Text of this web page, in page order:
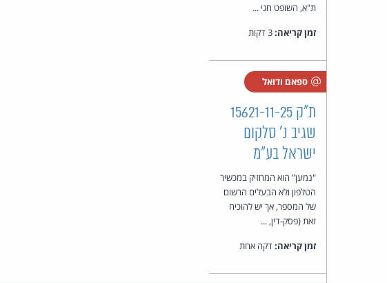
ת"א, השופט חגי ...
זמן קריאה:
ספאם ודואל
ת"ק 15621-11-25
שגיב נ' סלקום
ישראל בע"מ
"נמען" הוא המחזיק במכשיר
הטלפון ולא הבעלים הרשום
של המספר, אך יש להוכיח
זאת (פסק-דין, ...
זמן קריאה:דקה אחת